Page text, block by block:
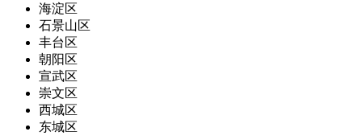
海淀区
石景山区
丰台区
朝阳区
宣武区
崇文区
西城区
东城区